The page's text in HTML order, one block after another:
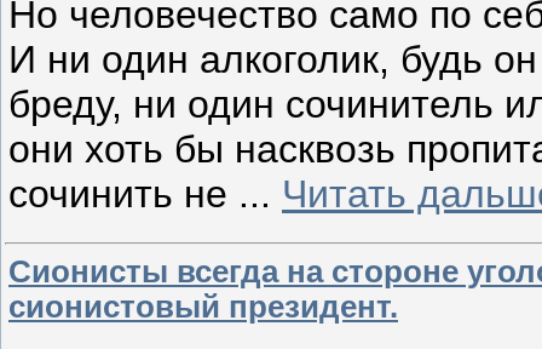
Но человечество само по
И ни один алкоголик, будь
бреду, ни один сочинитель
они хоть бы насквозь
сочинить не ... Читать
Сионисты всегда на стороне
сионистовый президент.